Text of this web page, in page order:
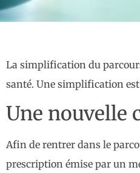
La simplification du
santé. Une simplification est
Une nouvelle
Afin de rentrer dans le
prescription émise par un